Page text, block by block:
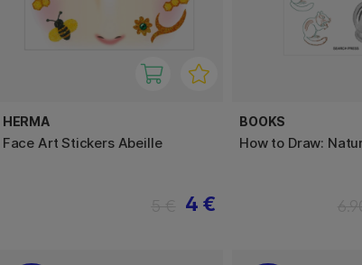
HERMA
Face Art Stickers Abeille
4 €
BOOKS
How to Draw: